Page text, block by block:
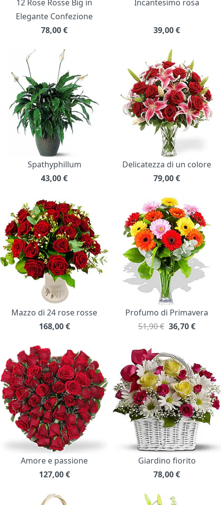
12 Rose Rosse Big in
Elegante Confezione
78,00€
Incantesimo rosa
39,00€
Spathyphillum
43,00€
Delicatezza di un colore
79,00€
Mazzo di 24 rose rosse
168,00 €
Profumo di Primavera
51,90 € 36,70€
Amore e passione
127,00 €
Giardino fiorito
78,00€